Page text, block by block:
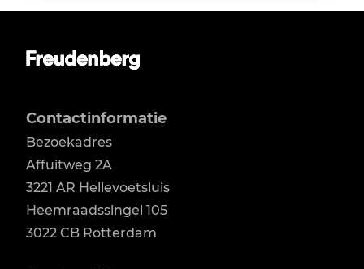
Contactinformatie
Bezoekadres
Affuitweg 2A
3221 AR Hellevoetsluis
Heemraadssingel 105
3022 CB Rotterdam